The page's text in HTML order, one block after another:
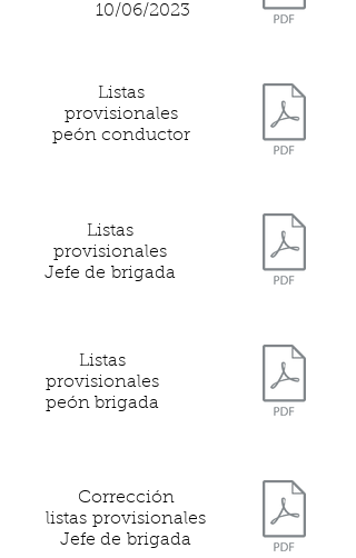
10/06/2023
Listas
provisionales
peón conductor
Listas
provisionales
Jefe de brigada
Listas
provisionales
peón brigada
Corrección
listas provisionales
Jefe de brigada